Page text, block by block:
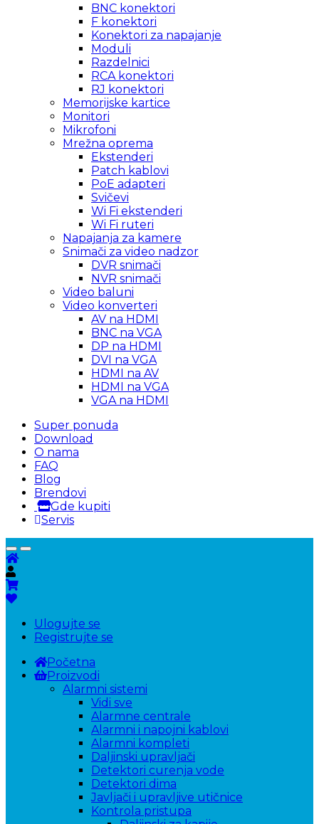
BNC konektori
F konektori
Konektori za napajanje
Moduli
Razdelnici
RCA konektori
RJ konektori
Memorijske kartice
Monitori
Mikrofoni
Mrežna oprema
Ekstenderi
Patch kablovi
PoE adapteri
Svičevi
Wi Fi ekstenderi
Wi Fi ruteri
Napajanja za kamere
Snimači za video nadzor
DVR snimači
NVR snimači
Video baluni
Video konverteri
AV na HDMI
BNC na VGA
DP na HDMI
DVI na VGA
HDMI na AV
HDMI na VGA
VGA na HDMI
Super ponuda
Download
O nama
FAQ
Blog
Brendovi
Gde kupiti
Servis
Ulogujte se
Registrujte se
Početna
Proizvodi
Alarmni sistemi
Vidi sve
Alarmne centrale
Alarmni i napojni kablovi
Alarmni kompleti
Daljinski upravljači
Detektori curenja vode
Detektori dima
Javljači i upravljive utičnice
Kontrola pristupa